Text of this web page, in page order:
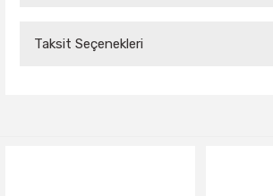
Taksit Seçenekleri